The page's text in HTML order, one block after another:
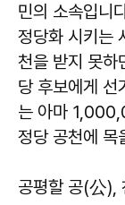
민의 소속입니
정당화 시키는
천을 받지 못하
당 후보에게
는 아마
정당 공천에 목
공평할 공(公),